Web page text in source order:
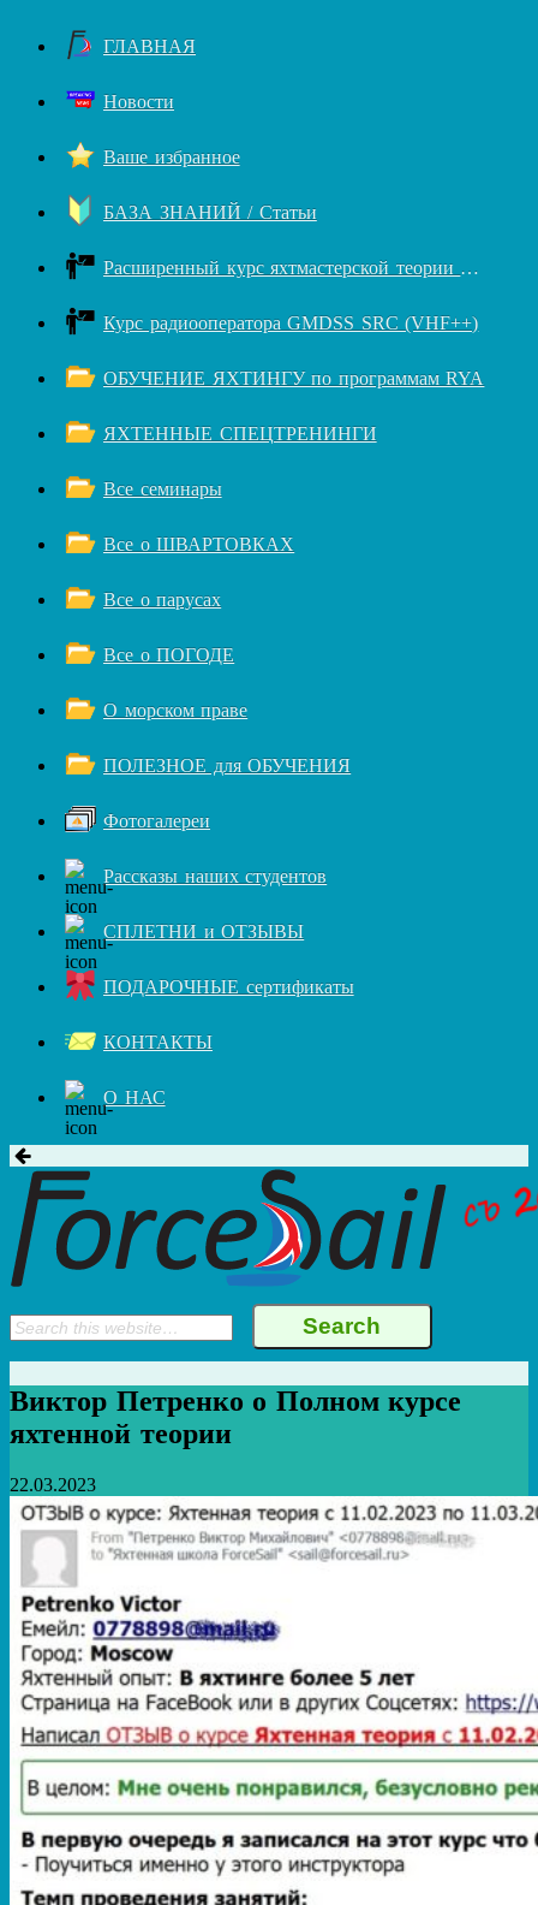
ГЛАВНАЯ
Новости
Ваше избранное
БАЗА ЗНАНИЙ / Статьи
Расширенный курс яхтмастерской теории RYA++
Курс радиооператора GMDSS SRC (VHF++)
ОБУЧЕНИЕ ЯХТИНГУ по программам RYA
ЯХТЕННЫЕ СПЕЦТРЕНИНГИ
Все семинары
Все о ШВАРТОВКАХ
Все о парусах
Все о ПОГОДЕ
О морском праве
ПОЛЕЗНОЕ для ОБУЧЕНИЯ
Фотогалереи
Рассказы наших студентов
СПЛЕТНИ и ОТЗЫВЫ
ПОДАРОЧНЫЕ сертификаты
КОНТАКТЫ
О НАС
Виктор Петренко о Полном курсе
яхтенной теории
22.03.2023